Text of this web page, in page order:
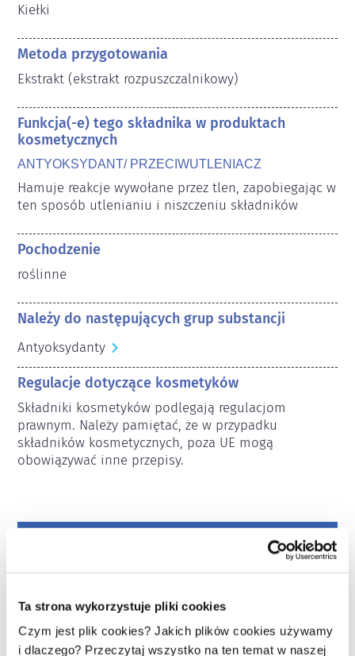
Ta strona wykorzystuje pliki cookies
Czym jest plik cookies? Jakich plików cookies używamy
i dlaczego? Przeczytaj wszystko na ten temat w naszej
Kiełki
Metoda przygotowania
Ekstrakt (ekstrakt rozpuszczalnikowy)
Funkcja(-e) tego składnika w produktach
kosmetycznych
ANTYOKSYDANT/ PRZECIWUTLENIACZ
Hamuje reakcje wywołane przez tlen, zapobiegając w
ten sposób utlenianiu i niszczeniu składników
Pochodzenie
roślinne
Należy do następujących grup substancji
Antyoksydanty
Regulacje dotyczące kosmetyków
Składniki kosmetyków podlegają regulacjom
prawnym. Należy pamiętać, że w przypadku
składników kosmetycznych, poza UE mogą
obowiązywać inne przepisy.
Poznaj swoje kosmetyki
W jaki sposób zapewnia się
bezpieczeństwo kosmetyków w Europie?
Przepisy UE wymagają, aby produkty
kosmetyczne i higieny osobistej